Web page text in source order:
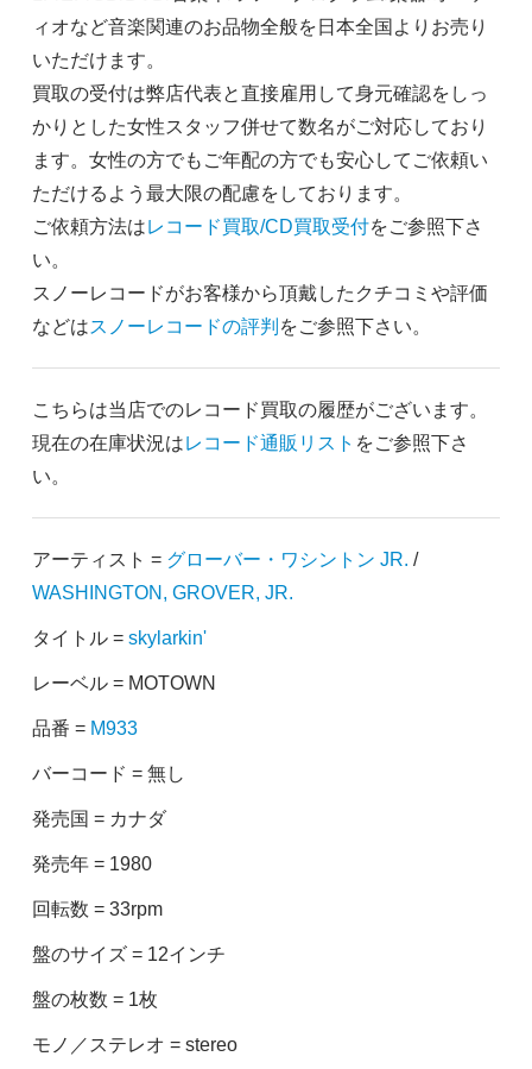
ィオなど音楽関連のお品物全般を日本全国よりお売り
いただけます。
買取の受付は弊店代表と直接雇用して身元確認をしっ
かりとした女性スタッフ併せて数名がご対応しており
ます。女性の方でもご年配の方でも安心してご依頼い
ただけるよう最大限の配慮をしております。
ご依頼方法はレコード買取/CD買取受付をご参照下さ
い。
スノーレコードがお客様から頂戴したクチコミや評価
などはスノーレコードの評判 をご参照下さい。
こちらは当店でのレコード買取の履歴がございます。
現在の在庫状況はレコード通販リスト をご参照下さ
い。
アーティスト = グローバー・ワシントン JR. /
WASHINGTON, GROVER, JR.
タイトル = skylarkin'
レーベル = MOTOWN
品番 = M933
バーコード = 無し
発売国 = カナダ
発売年 = 1980
回転数 = 33rpm
盤のサイズ = 12インチ
盤の枚数 = 1枚
モノ／ステレオ = stereo